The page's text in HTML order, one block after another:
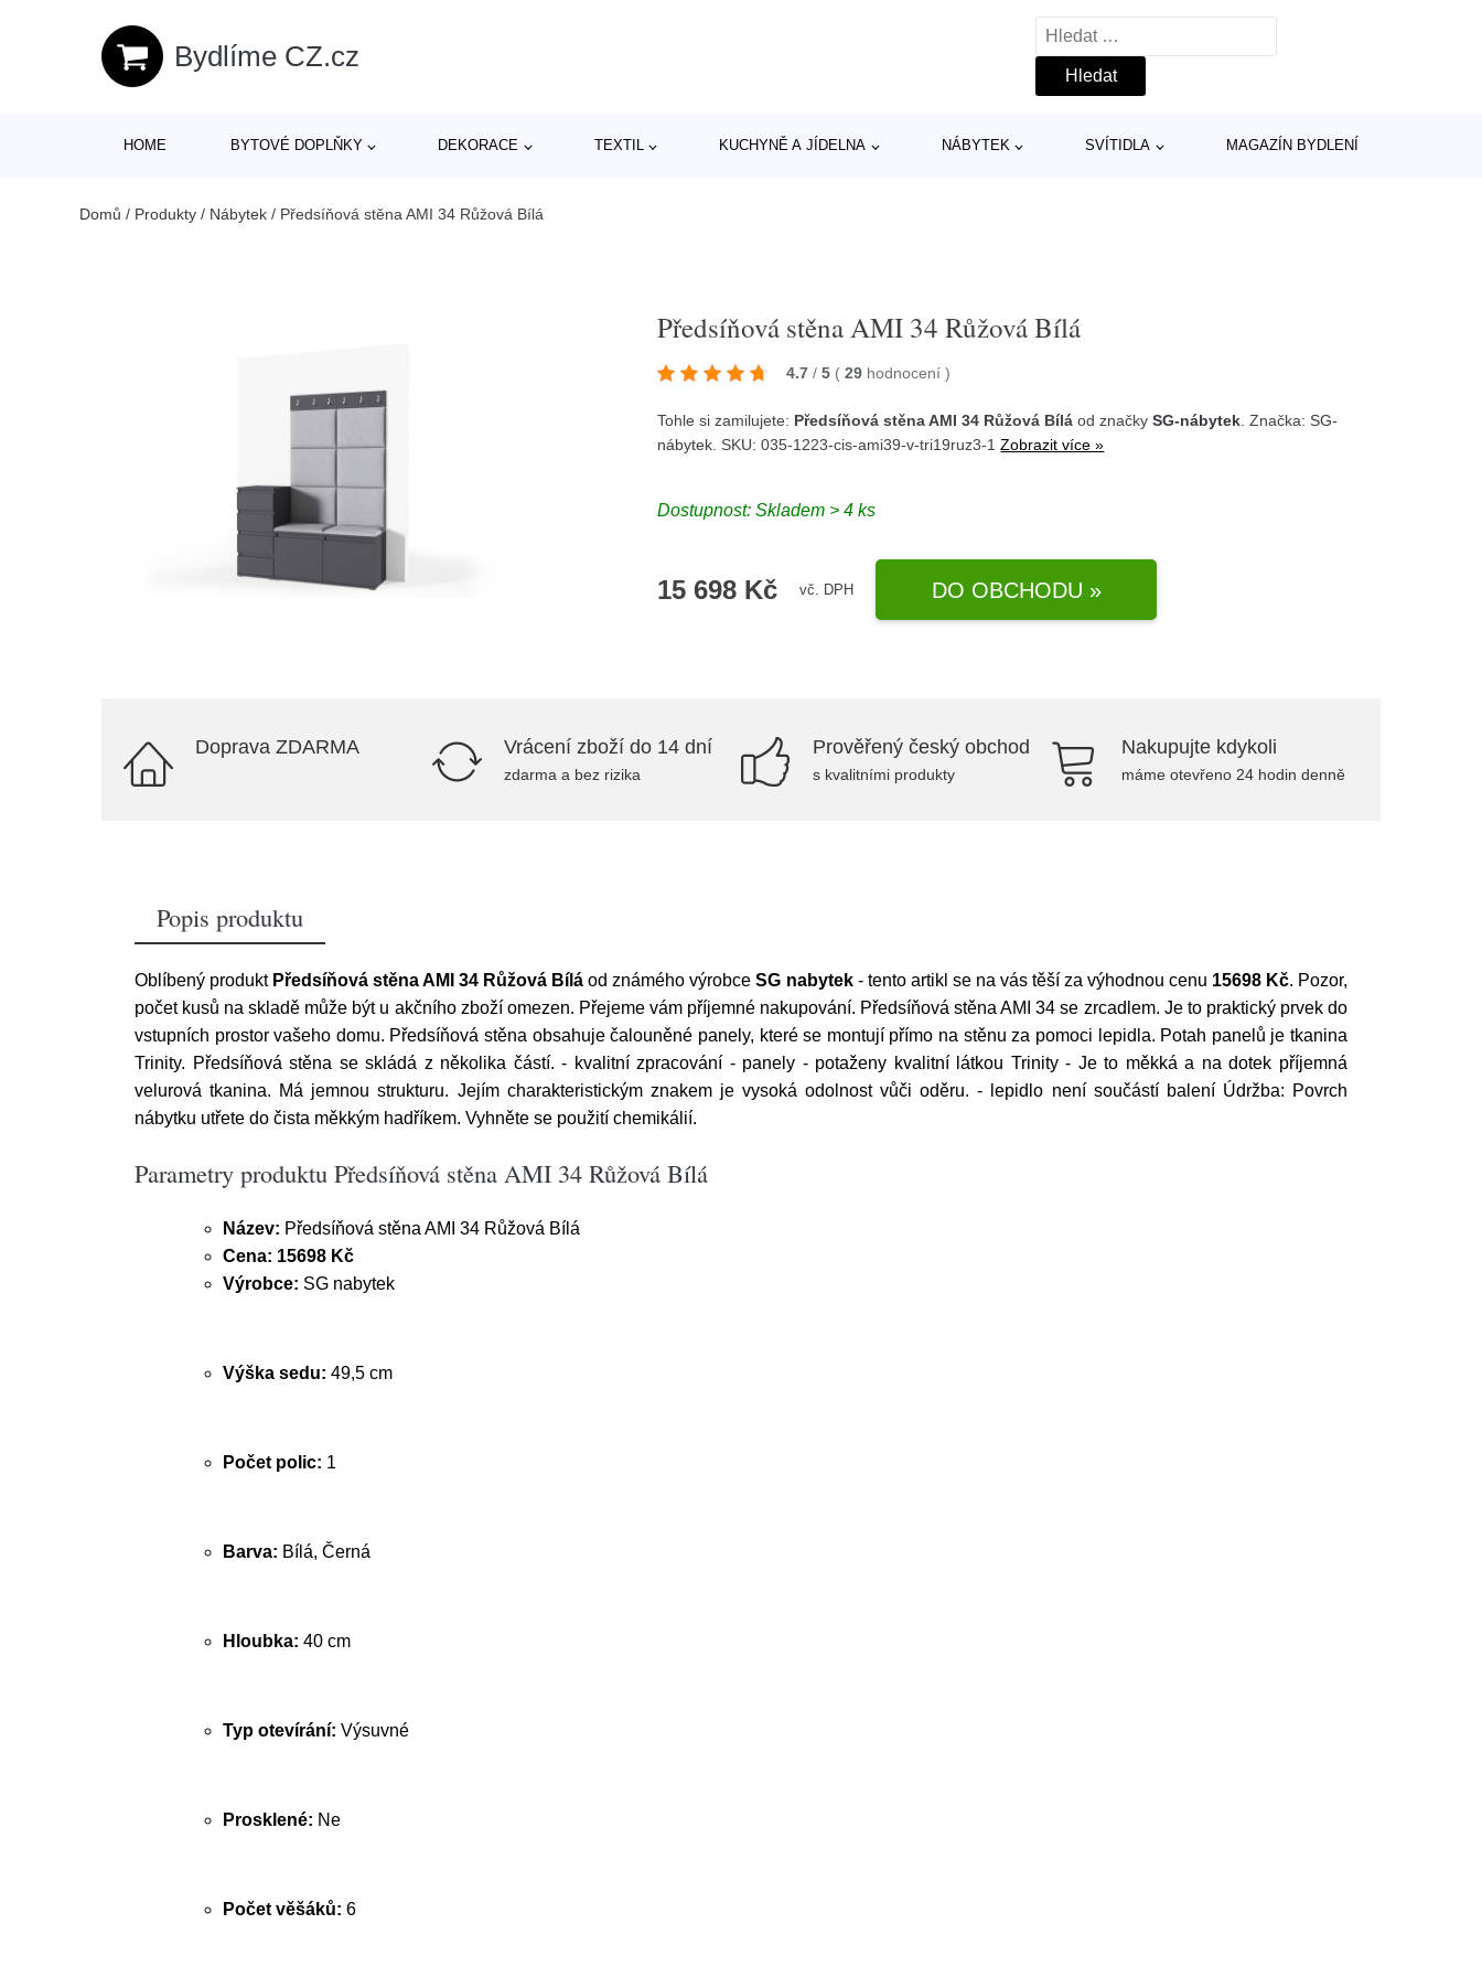
Bydlíme CZ.cz
Vyhledávání
HOME BYTOVÉ DOPLŇKY DEKORACE TEXTIL KUCHYNĚ A JÍDELNA NÁBYTEK SVÍTIDLA MAGAZÍN BYDLENÍ
Domů / Produkty / Nábytek / Předsíňová stěna AMI 34 Růžová Bílá
Předsíňová stěna AMI 34 Růžová Bílá
4.7 / 5 ( 29 hodnocení)
Tohle si zamilujete: Předsíňová stěna AMI 34 Růžová Bílá od značkySG-nábytek . Značka:SG-
nábytek . SKU: 035-1223-cis-ami39-v-tri19ruz3-1Zobrazit více »
Dostupnost:Skladem > 4 ks
15 698 Kč vč. DPH DO OBCHODU »
Doprava ZDARMA Vrácení zboží do 14 dní
zdarma a bez rizika
Prověřený český obchod
s kvalitními produkty
Nakupujte kdykoli
máme otevřeno 24 hodin denně
Popis produktu
Oblíbený produkt Předsíňová stěna AMI 34 Růžová Bílá od známého výrobceSG nabytek- tento artikl se na vás těší za výhodnou cenu 15698 Kč. Pozor,
počet kusů na skladě může být u akčního zboží omezen. Přejeme vám příjemné nakupování. Předsíňová stěna AMI 34 se zrcadlem. Je to praktický prvek do
vstupních prostor vašeho domu. Předsíňová stěna obsahuje čalouněné panely, které se montují přímo na stěnu za pomoci lepidla. Potah panelů je tkanina
Trinity. Předsíňová stěna se skládá z několika částí. - kvalitní zpracování - panely - potaženy kvalitní látkou Trinity - Je to měkká a na dotek příjemná
velurová tkanina. Má jemnou strukturu. Jejím charakteristickým znakem je vysoká odolnost vůči oděru. - lepidlo není součástí balení Údržba: Povrch
nábytku utřete do čista měkkým hadříkem. Vyhněte se použití chemikálií.
Parametry produktu Předsíňová stěna AMI 34 Růžová Bílá
Název: Předsíňová stěna AMI 34 Růžová Bílá
Cena: 15698 Kč
Výrobce: SG nabytek
Výška sedu: 49,5 cm
Počet polic: 1
Barva: Bílá, Černá
Hloubka: 40 cm
Typ otevírání: Výsuvné
Prosklené: Ne
Počet věšáků: 6